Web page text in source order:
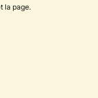
la page.